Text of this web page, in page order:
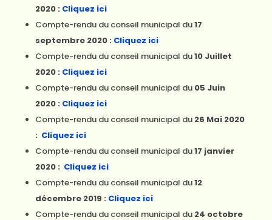
2020 :Cliquez ici
Compte-rendu du conseil municipal du17
septembre 2020 : Cliquez ici
Compte-rendu du conseil municipal du10 Juillet
2020 : Cliquez ici
Compte-rendu du conseil municipal du 05 Juin
2020 : Cliquez ici
Compte-rendu du conseil municipal du 26 Mai 2020
: Cliquez ici
Compte-rendu du conseil municipal du17 janvier
2020 : Cliquez ici
Compte-rendu du conseil municipal du12
décembre 2019 : Cliquez ici
Compte-rendu du conseil municipal du 24 octobre